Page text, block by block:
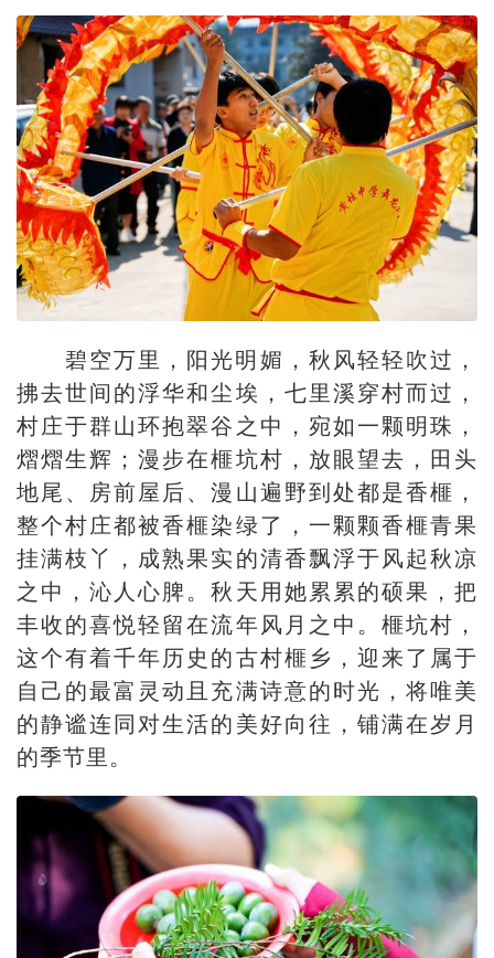
碧空万里，阳光明媚，秋风轻轻吹过，
拂去世间的浮华和尘埃，七里溪穿村而过，
村庄于群山环抱翠谷之中，宛如一颗明珠，
熠熠生辉；漫步在榧坑村，放眼望去，田头
地尾、房前屋后、漫山遍野到处都是香榧，
整个村庄都被香榧染绿了，一颗颗香榧青果
挂满枝丫，成熟果实的清香飘浮于风起秋凉
之中，沁人心脾。秋天用她累累的硕果，把
丰收的喜悦轻留在流年风月之中。榧坑村，
这个有着千年历史的古村榧乡，迎来了属于
自己的最富灵动且充满诗意的时光，将唯美
的静谧连同对生活的美好向往，铺满在岁月
的季节里。